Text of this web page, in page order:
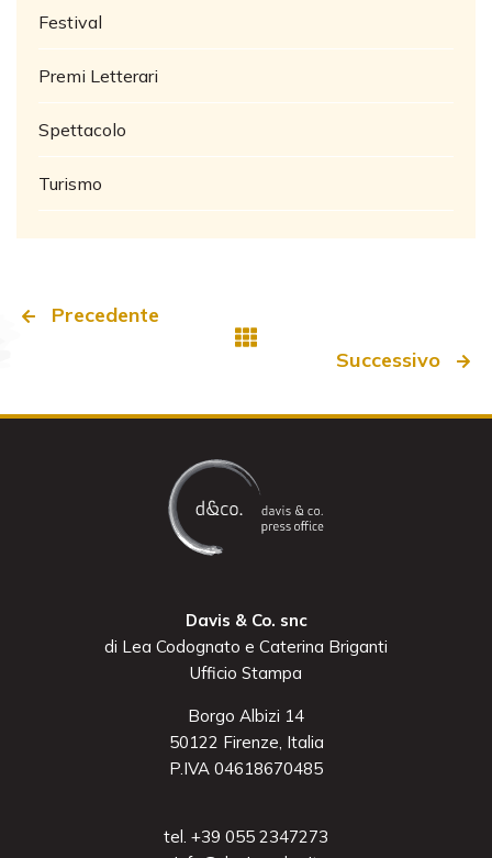
Festival
Premi Letterari
Spettacolo
Turismo
Precedente
Successivo
Davis & Co. snc
di Lea Codognato e Caterina Briganti
Ufficio Stampa
Borgo Albizi 14
50122 Firenze, Italia
P.IVA 04618670485
tel. +39 055 2347273